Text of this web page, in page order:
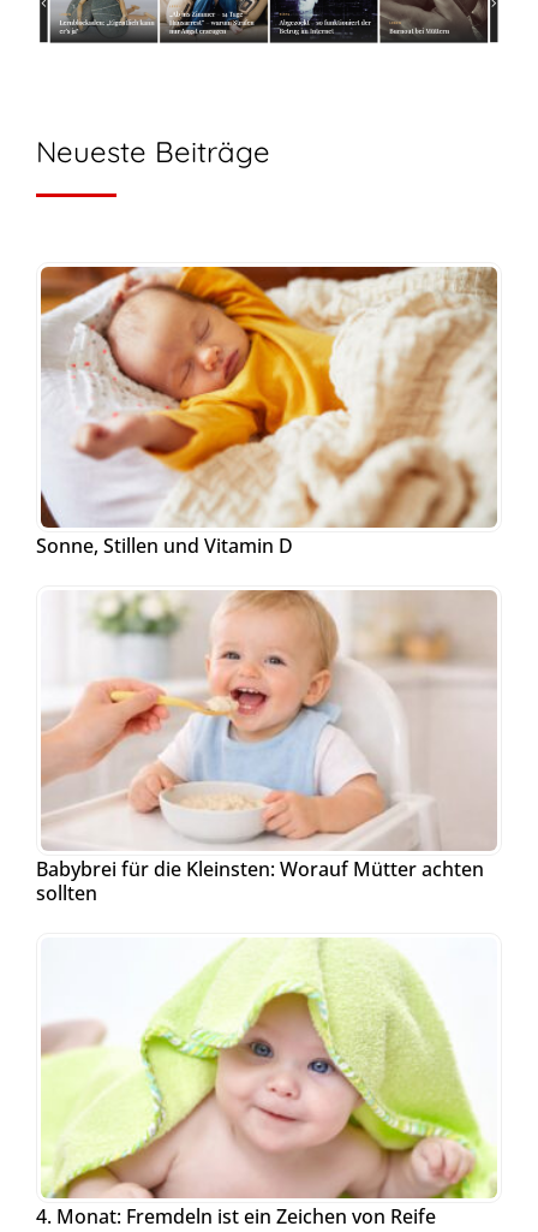
Neueste Beiträge
Sonne, Stillen und Vitamin D
Babybrei für die Kleinsten: Worauf Mütter achten
sollten
4. Monat: Fremdeln ist ein Zeichen von Reife